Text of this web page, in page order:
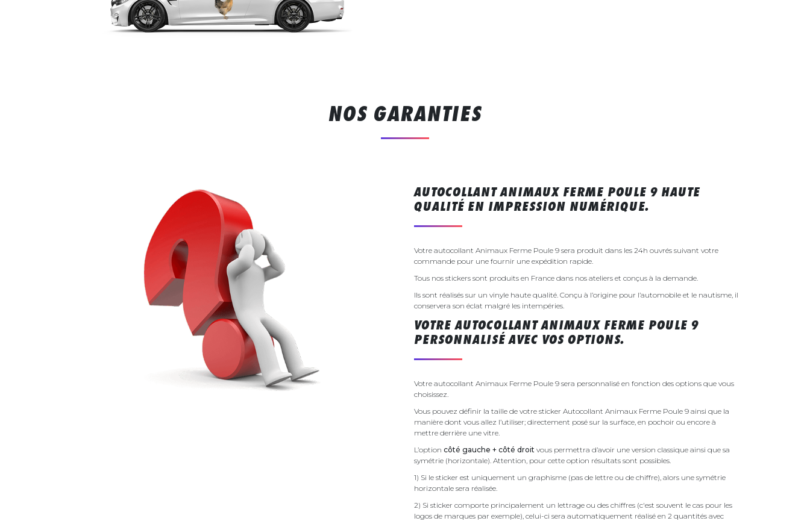
NOS GARANTIES
AUTOCOLLANT ANIMAUX FERME POULE 9 HAUTE
QUALITÉ EN IMPRESSION NUMÉRIQUE.
Votre autocollant Animaux Ferme Poule 9 sera produit dans les 24h ouvrés suivant votre
commande pour une fournir une expédition rapide.
Tous nos stickers sont produits en France dans nos ateliers et conçus à la demande.
Ils sont réalisés sur un vinyle haute qualité. Conçu à l’origine pour l’automobile et le nautisme, il
conservera son éclat malgré les intempéries.
VOTRE AUTOCOLLANT ANIMAUX FERME POULE 9
PERSONNALISÉ AVEC VOS OPTIONS.
Votre autocollant Animaux Ferme Poule 9 sera personnalisé en fonction des options que vous
choisissez.
Vous pouvez définir la taille de votre sticker Autocollant Animaux Ferme Poule 9 ainsi que la
manière dont vous allez l’utiliser; directement posé sur la surface, en pochoir ou encore à
mettre derrière une vitre.
L’option côté gauche + côté droit vous permettra d’avoir une version classique ainsi que sa
symétrie (horizontale). Attention, pour cette option résultats sont possibles.
1) Si le sticker est uniquement un graphisme (pas de lettre ou de chiffre), alors une symétrie
horizontale sera réalisée.
2) Si sticker comporte principalement un lettrage ou des chiffres (c'est souvent le cas pour les
logos de marques par exemple), celui-ci sera automatiquement réalisé en 2 quantités avec